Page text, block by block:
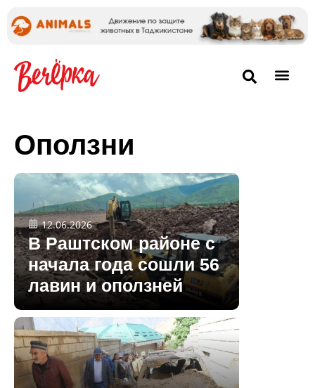
Оползни
12.06.2026
В Раштском районе с
начала года сошли 56
лавин и оползней